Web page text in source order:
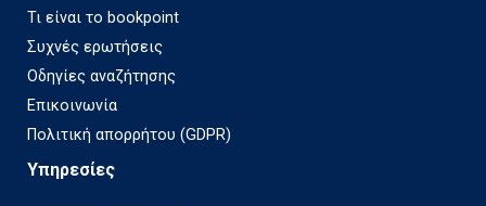
Τι είναι το bookpoint
Συχνές ερωτήσεις
Οδηγίες αναζήτησης
Επικοινωνία
Πολιτική απορρήτου (GDPR)
Υπηρεσίες